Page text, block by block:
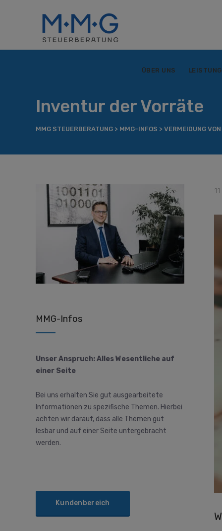
ÜBER UNS
Inventur der Vorräte
MMG STEUERBERATUNG > MMG-INFOS > VERMEIDUNG
MMG-Infos
Unser Anspruch: Alles Wesentliche auf
einer Seite
Bei uns erhalten Sie gut ausgearbeitete
Informationen zu spezifische Themen. Hierbei
achten wir darauf, dass alle Themen gut
lesbar und auf einer Seite untergebracht
werden.
Kundenbereich